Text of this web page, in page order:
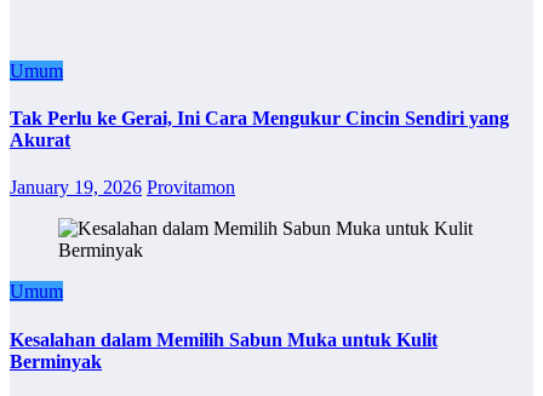
Umum
Tak Perlu ke Gerai, Ini Cara Mengukur Cincin Sendiri yang
Akurat
January 19, 2026 Provitamon
Umum
Kesalahan dalam Memilih Sabun Muka untuk Kulit
Berminyak